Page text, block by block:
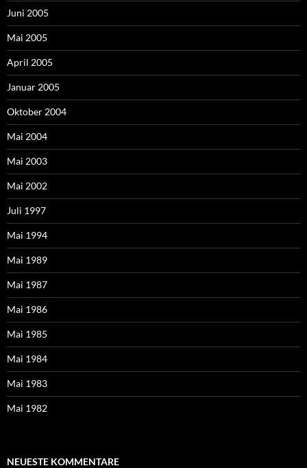
Juni 2005
Mai 2005
April 2005
Januar 2005
Oktober 2004
Mai 2004
Mai 2003
Mai 2002
Juli 1997
Mai 1994
Mai 1989
Mai 1987
Mai 1986
Mai 1985
Mai 1984
Mai 1983
Mai 1982
NEUESTE KOMMENTARE